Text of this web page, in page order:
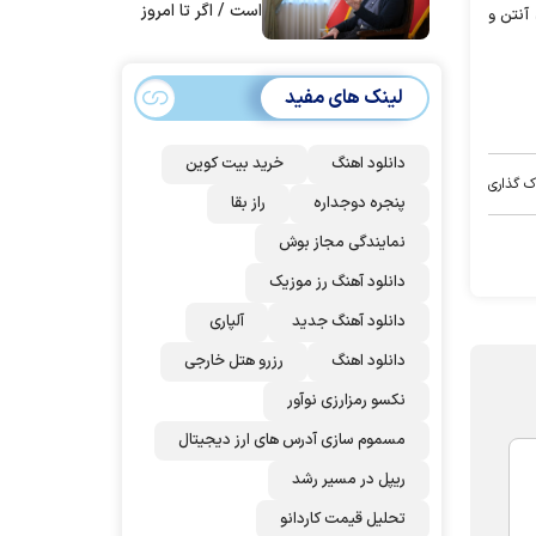
آنتن و
گذاری
است / اگر تا امروز
مردم ایران است
لینک های مفید
دانلود اهنگ
خرید بیت کوین
پنجره دوجداره
راز بقا
نمایندگی مجاز بوش
دانلود آهنگ رز‌ موزیک
دانلود آهنگ جدید
آلپاری
دانلود اهنگ
رزرو هتل خارجی
نکسو رمزارزی نوآور
مسموم سازی آدرس های ارز دیجیتال
ریپل در مسیر رشد
تحلیل قیمت کاردانو